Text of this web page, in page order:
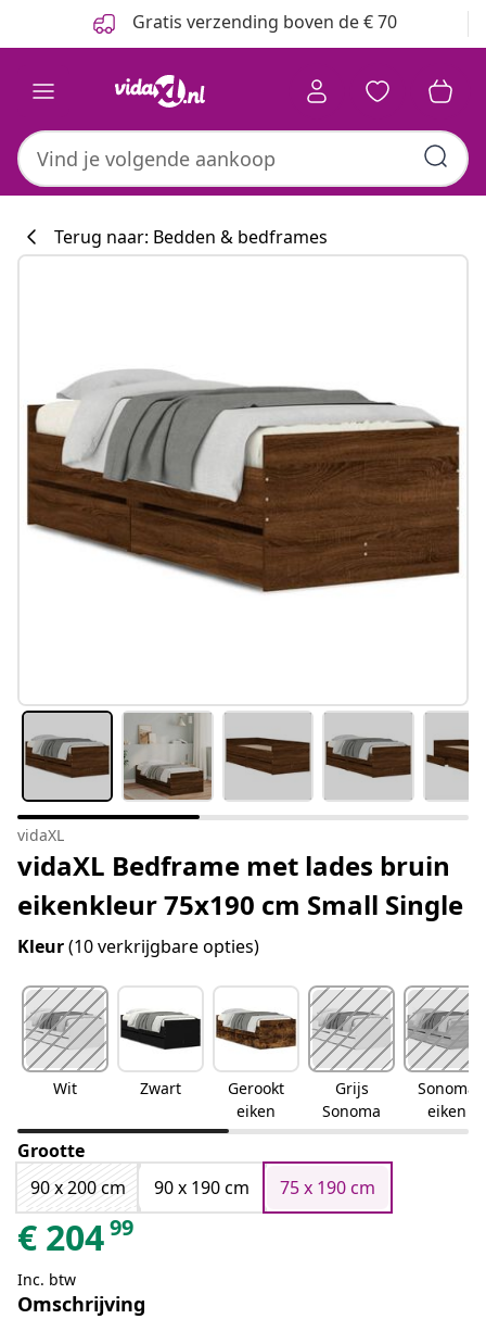
Gratis verzending boven de € 70
Terug naar: Bedden & bedframes
vidaXL
vidaXL Bedframe met lades bruin
eikenkleur 75x190 cm Small Single
Kleur(10 verkrijgbare opties)
Wit Zwart
Gerookt
eiken
Grijs
Sonoma
Sonoma
eiken
Grootte
90 x 200 cm
90 x 190 cm 75 x 190 cm
€ 20499
Inc. btw
Omschrijving